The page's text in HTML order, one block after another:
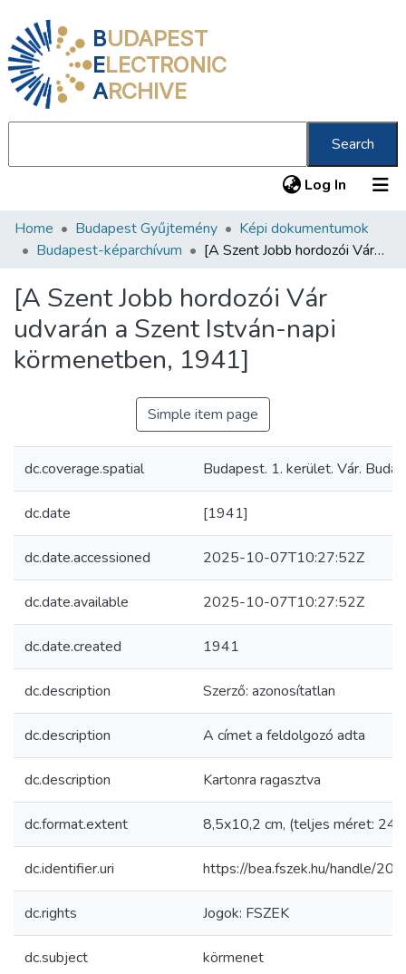
BUDAPEST
ELECTRONIC
ARCHIVE
Search
Log In (current)
Communities & Collections
Statistics
About us
Home Budapest Gyűjtemény
Képi dokumentumok
Budapest-képarchívum
[A Szent Jobb hordozói Vár udvarán a Szent István-napi körmenetben, 1941]
[A Szent Jobb hordozói Vár
udvarán a Szent István-napi
körmenetben, 1941]
Simple item page
dc.coverage.spatial Budapest. 1. kerület. Vár.
dc.date [1941]
dc.date.accessioned 2025-10-07T10:27:52Z
dc.date.available 2025-10-07T10:27:52Z
dc.date.created 1941
dc.description Szerző: azonosítatlan
dc.description A címet a feldolgozó adta
dc.description Kartonra ragasztva
dc.format.extent 8,5x10,2 cm, (teljes méret:
dc.identifier.uri https://bea.fszek.hu/handle/
dc.rights Jogok: FSZEK
dc.subject körmenet